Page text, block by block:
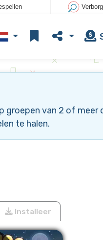
groepen van 2 of
te halen.
Installeer